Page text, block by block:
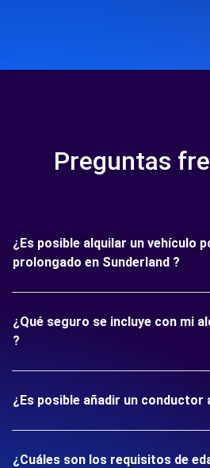
Preguntas
¿Es posible alquilar un vehículo
prolongado en Sunderland ?
¿Qué seguro se incluye con mi
?
¿Es posible añadir un conductor
¿Cuáles son los requisitos de